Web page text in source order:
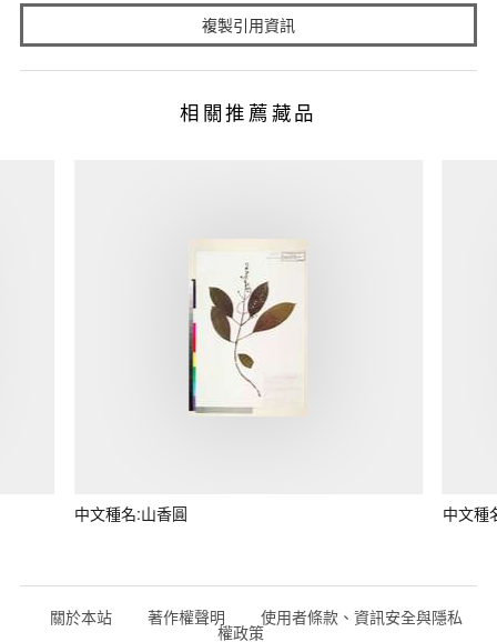
複製引用資訊
相關推薦藏品
中文種名:山香圓 中文種
關於本站 著作權聲明 使用者條款、資訊安全與隱私
權政策